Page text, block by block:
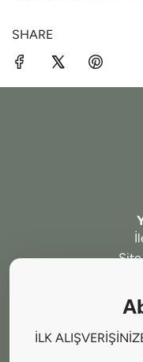
SHARE
Site
İLK